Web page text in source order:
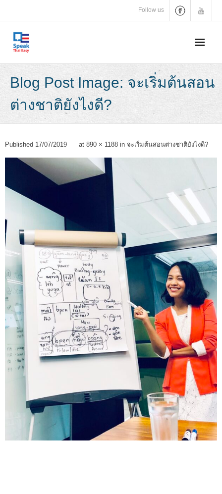
content
Follow us
Blog Post Image: จะเริ่มต้นสอน
ต่างชาติยังไงดี?
Published 17/07/2019 at 890 × 1188 in จะเริ่มต้นสอนต่างชาติยังไงดี?